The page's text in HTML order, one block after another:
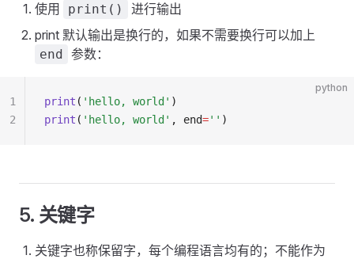
使用 print()
进行输出
print 默认输出是换行的，如果不需要换行可以加上
end 参数：
python
print ( 'hello, world' )
print ( 'hello, world' , end='' )
1
2
5. 关键字
关键字也称保留字，每个编程语言均有的；不能作为